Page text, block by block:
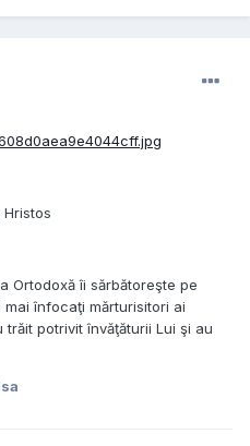
Ortodoxă îi sărbătoreşte pe
înfocaţi mărturisitori ai
potrivit învăţăturii Lui şi au